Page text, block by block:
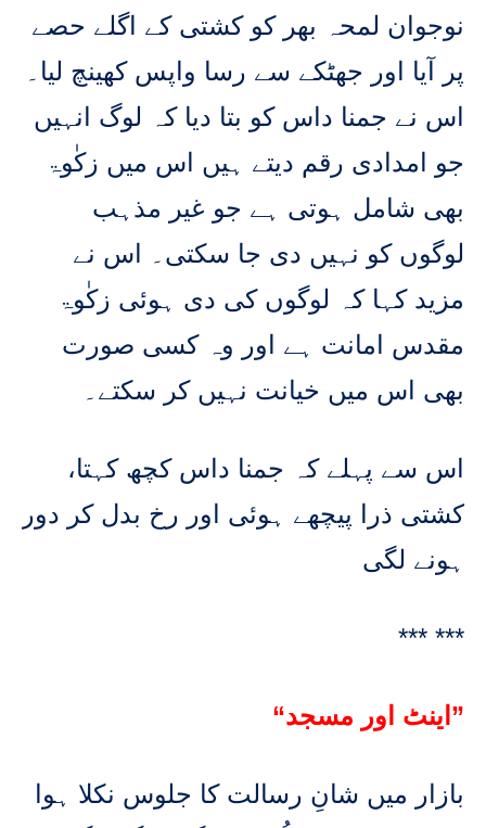
نوجوان لمحہ بھر کو کشتی کے اگلے حصے
پر آیا اور جھٹکے سے رسا واپس کھینچ لیا۔
اس نے جمنا داس کو بتا دیا کہ لوگ انہیں
جو امدادی رقم دیتے ہیں اس میں زکٰوۃ
بھی شامل ہوتی ہے جو غیر مذہب
لوگوں کو نہیں دی جا سکتی۔ اس نے
مزید کہا کہ لوگوں کی دی ہوئی زکٰوۃ
مقدس امانت ہے اور وہ کسی صورت
بھی اس میں خیانت نہیں کر سکتے۔
اس سے پہلے کہ جمنا داس کچھ کہتا،
کشتی ذرا پیچھے ہوئی اور رخ بدل کر دور
ہونے لگی
*** ***
“اینٹ اور مسجد”
بازار میں شانِ رسالت کا جلوس نکلا ہوا